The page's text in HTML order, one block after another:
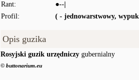
Rant:
●--|
Profil:
( - jednowarstwowy,
Opis guzika
Rosyjski guzik urzędniczy gubernialny
© buttonarium.eu